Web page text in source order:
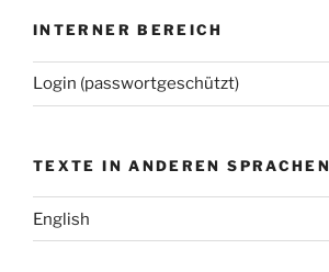
INTERNER BEREICH
Login (passwortgeschützt)
TEXTE IN ANDEREN SPRACHEN
English